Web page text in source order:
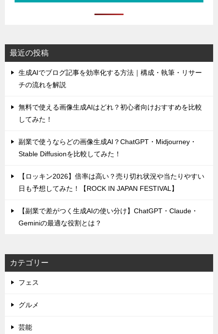
最近の投稿
生成AIでブログ記事を効率化する方法｜構成・執筆・リサー
チの流れを解説
無料で使える画像生成AIはどれ？初心者向けおすすめを比較
してみた！
副業で使うならどの画像生成AI？ChatGPT・Midjourney・
Stable Diffusionを比較してみた！
【ロッキン2026】倍率は高い？売り切れ状況や当たりやすい
日も予想してみた！【ROCK IN JAPAN FESTIVAL】
【副業で差がつく生成AIの使い分け】ChatGPT・Claude・
Geminiの最適な役割とは？
カテゴリー
フェス
グルメ
芸能